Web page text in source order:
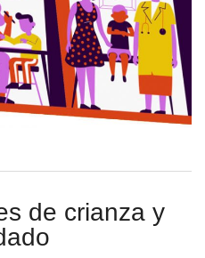
de crianza y